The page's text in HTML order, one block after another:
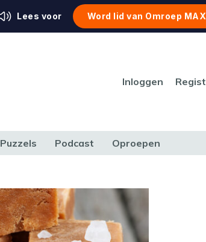
Lees voor Word lid van Omroep MAX
Inloggen
Puzzels Podcast Oproepen